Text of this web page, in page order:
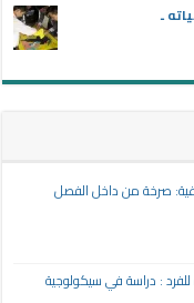
ـ
صرخة من داخل الفصل
للفرد : دراسة في سيكولوجية